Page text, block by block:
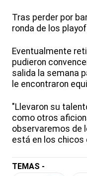
Tras perder por
ronda de los
Eventualmente
pudieron
salida la semana
le encontraron
"Llevaron su
como otros
observaremos de
está en los chicos
TEMAS -